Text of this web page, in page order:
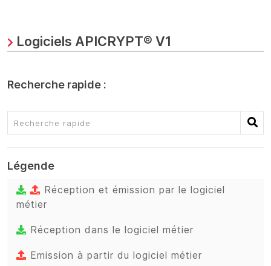
Logiciels APICRYPT® V1
Recherche rapide :
Légende
Réception et émission par le logiciel
métier
Réception dans le logiciel métier
Emission à partir du logiciel métier